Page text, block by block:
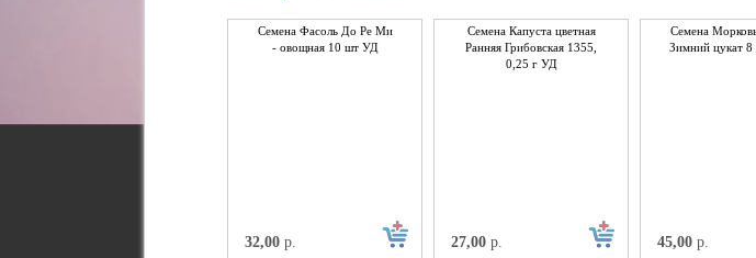
Семена Фасоль До Ре Ми
- овощная 10 шт УД
32,00 р.
Семена Капуста цветная
Ранняя Грибовская 1355,
0,25 г УД
27,00 р.
Семена
Зимний цукат
45,00 р.